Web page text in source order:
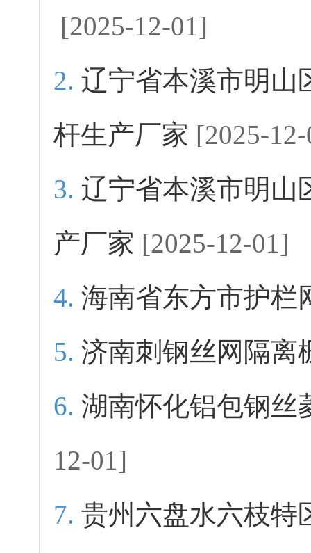
[2025-12-01]
辽宁省本溪市明山
杆生产厂家 [2025-
辽宁省本溪市明山
产厂家 [2025-12-01]
海南省东方市护栏
济南刺钢丝网隔离
湖南怀化铝包钢丝
12-01]
贵州六盘水六枝特